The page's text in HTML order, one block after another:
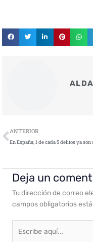
Ant
ANTERIOR
En España, 1 de cada 5 delitos ya
Deja un
Tu dirección de correo
campos obligatorios
aquí...